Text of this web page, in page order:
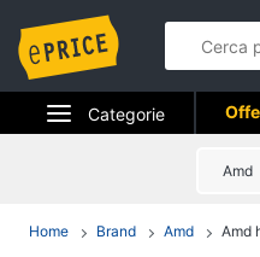
Categorie
ElettrodomesticiAmd
Home Brand Amd Amd